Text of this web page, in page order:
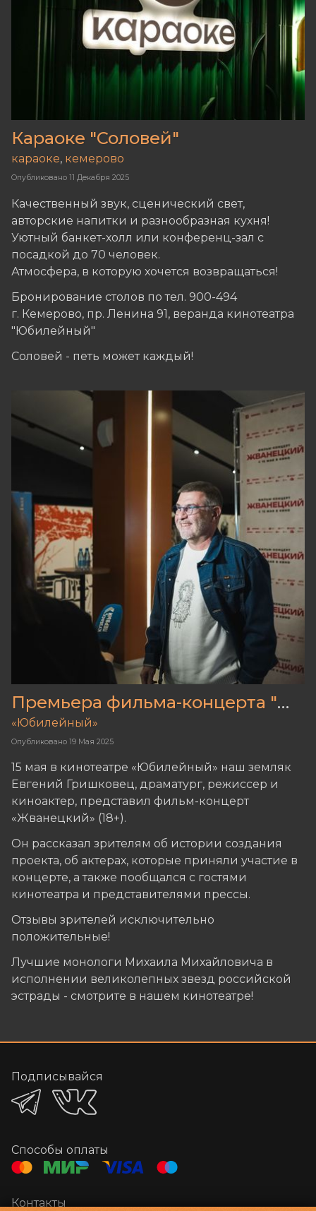
Караоке "Соловей"
Опубликовано 11 Декабря 2025
караоке, кемерово
Качественный звук, сценический свет,
авторские напитки и разнообразная кухня!
Уютный банкет-холл или конференц-зал с
посадкой до 70 человек.
Атмосфера, в которую хочется возвращаться!
Бронирование столов по тел. 900-494
г. Кемерово, пр. Ленина 91, веранда кинотеатра
"Юбилейный"
Соловей - петь может каждый!
Премьера фильма-концерта "Жванецкий"
Опубликовано 19 Мая 2025
«Юбилейный»
15 мая в кинотеатре «Юбилейный» наш земляк
Евгений Гришковец, драматург, режиссер и
киноактер, представил фильм-концерт
«Жванецкий» (18+).
Он рассказал зрителям об истории создания
проекта, об актерах, которые приняли участие в
концерте, а также пообщался с гостями
кинотеатра и представителями прессы.
Отзывы зрителей исключительно
положительные!
Лучшие монологи Михаила Михайловича в
исполнении великолепных звезд российской
эстрады - смотрите в нашем кинотеатре!
Подписывайся
Способы оплаты
Контакты